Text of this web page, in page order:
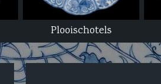
Plooischotels